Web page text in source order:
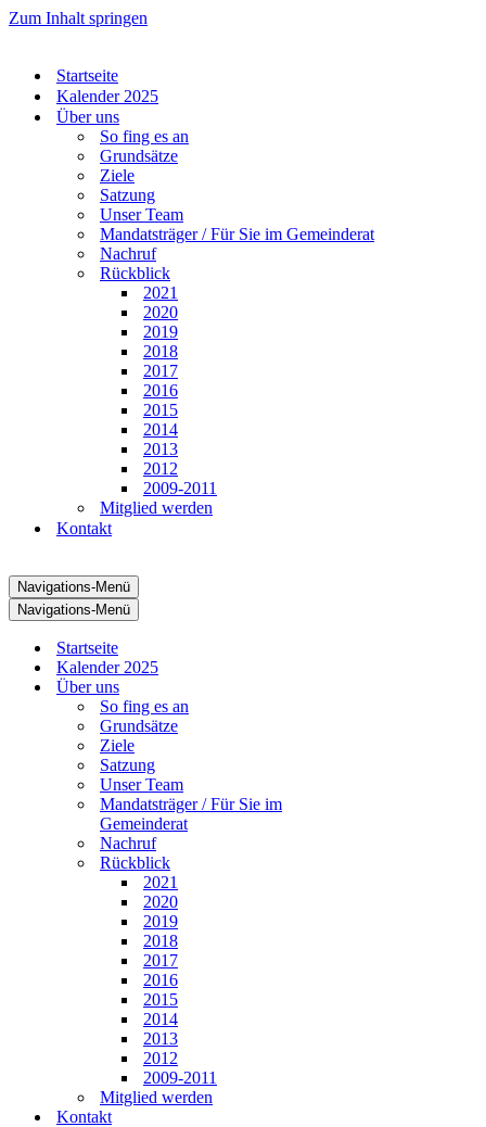
Zum Inhalt springen
Startseite
Kalender 2025
Über uns
So fing es an
Grundsätze
Ziele
Satzung
Unser Team
Mandatsträger / Für Sie im Gemeinderat
Nachruf
Rückblick
2021
2020
2019
2018
2017
2016
2015
2014
2013
2012
2009-2011
Mitglied werden
Kontakt
Navigations-Menü
Navigations-Menü
Startseite
Kalender 2025
Über uns
So fing es an
Grundsätze
Ziele
Satzung
Unser Team
Mandatsträger / Für Sie im
Gemeinderat
Nachruf
Rückblick
2021
2020
2019
2018
2017
2016
2015
2014
2013
2012
2009-2011
Mitglied werden
Kontakt